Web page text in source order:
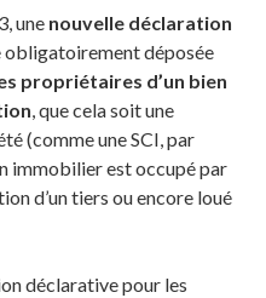
une nouvelle déclaration
déposée
propriétaires d’un bien
, que cela soit une
(comme une SCI, par
immobilier est occupé par
d’un tiers ou encore loué
déclarative pour les